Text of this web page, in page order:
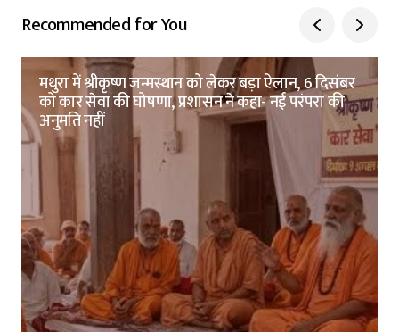
Recommended for You
मथुरा में श्रीकृष्ण जन्मस्थान को लेकर बड़ा ऐलान, 6 दिसंबर
को कार सेवा की घोषणा, प्रशासन ने कहा- नई परंपरा की
अनुमति नहीं